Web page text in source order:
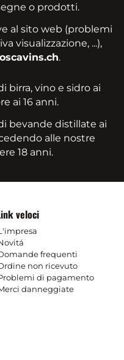
o prodotti.
al sito web (problemi
visualizzazione, ...),
.
birra, vino e sidro ai
ai 16 anni.
bevande distillate ai
alle nostre
18 anni.
veloci
frequenti
non ricevuto
di pagamento
danneggiate